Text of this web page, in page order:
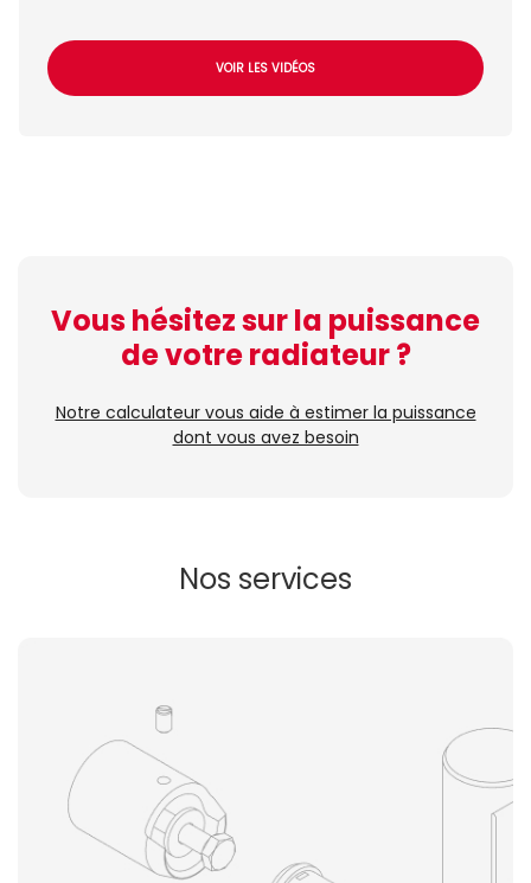
VOIR LES VIDÉOS
Vous hésitez sur la puissance
de votre radiateur ?
Notre calculateur vous aide à estimer la puissance
dont vous avez besoin
Nos services